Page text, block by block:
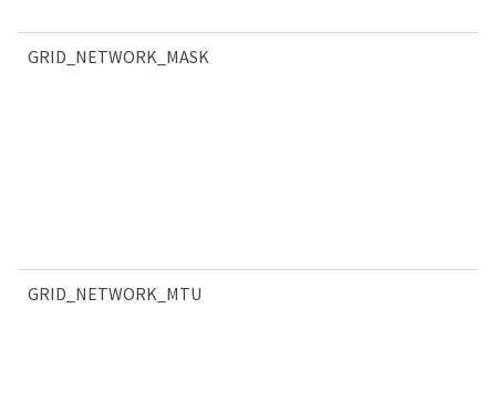
GRID_NETWORK_MASK
GRID_NETWORK_MTU